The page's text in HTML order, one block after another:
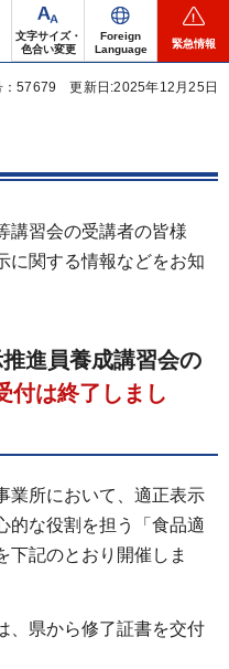
文字サイズ・
色合い変更
Foreign
Language
緊急情報
：57679 更新日:2025年12月25日
講習会の受講者の皆様
に関する情報などをお知
進員養成講習会の
付は終了しまし
所において、適正表示
的な役割を担う「食品適
下記のとおり開催しま
県から修了証書を交付